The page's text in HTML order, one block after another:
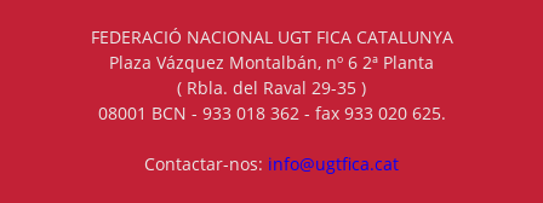
FEDERACIÓ NACIONAL UGT FICA CATALUNYA
Plaza Vázquez Montalbán, nº 6 2ª Planta
( Rbla. del Raval 29-35 )
08001 BCN - 933 018 362 - fax 933 020 625.
Contactar-nos: info@ugtfica.cat